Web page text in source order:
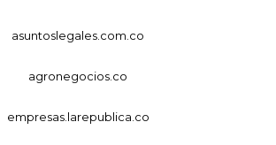
asuntoslegales.com.co
agronegocios.co
empresas.larepublica.co